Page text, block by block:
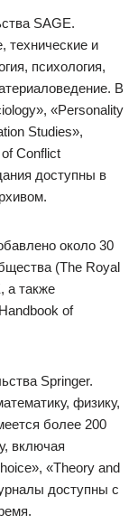
SAGE.
технические и
психология,
В
«Personality
Studies»,
Conflict
доступны в
около 30
(The Royal
а также
of
Springer.
физику,
более 200
включая
«Theory and
доступны с